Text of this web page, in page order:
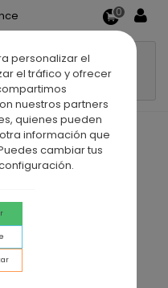
personalizar el
el tráfico y ofrecer
nuestros partners
quienes pueden
información que
cambiar tus
0
1 porte